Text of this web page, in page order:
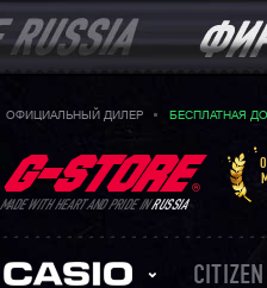
ОФИЦИАЛЬНЫЙ ДИЛЕР БЕСПЛАТНАЯ
MADE WITH HEART AND PRIDE INRUSSIA
CITIZEN